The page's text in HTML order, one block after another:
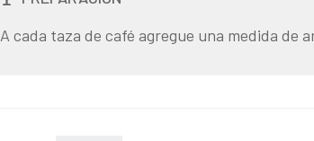
A cada taza de café agregue una medida de